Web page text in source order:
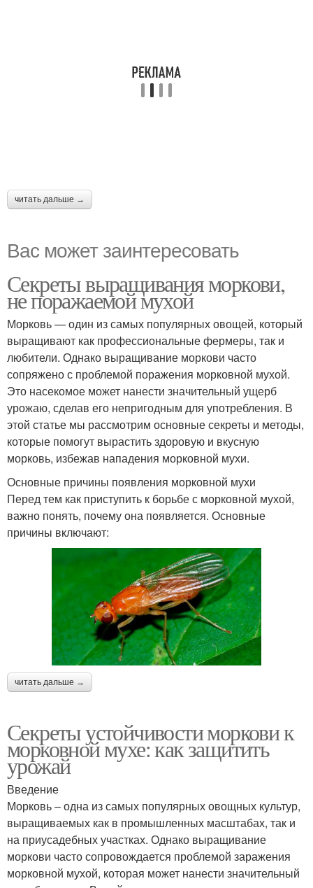
читать дальше →
Вас может заинтересовать
Секреты выращивания моркови,
не поражаемой мухой
Морковь — один из самых популярных овощей, который
выращивают как профессиональные фермеры, так и
любители. Однако выращивание моркови часто
сопряжено с проблемой поражения морковной мухой.
Это насекомое может нанести значительный ущерб
урожаю, сделав его непригодным для употребления. В
этой статье мы рассмотрим основные секреты и методы,
которые помогут вырастить здоровую и вкусную
морковь, избежав нападения морковной мухи.
Основные причины появления морковной мухи
Перед тем как приступить к борьбе с морковной мухой,
важно понять, почему она появляется. Основные
причины включают:
читать дальше →
Секреты устойчивости моркови к
морковной мухе: как защитить
урожай
Введение
Морковь – одна из самых популярных овощных культур,
выращиваемых как в промышленных масштабах, так и
на приусадебных участках. Однако выращивание
моркови часто сопровождается проблемой заражения
морковной мухой, которая может нанести значительный